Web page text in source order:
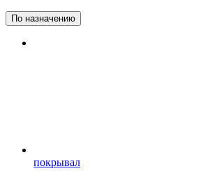
По назначению
покрывал